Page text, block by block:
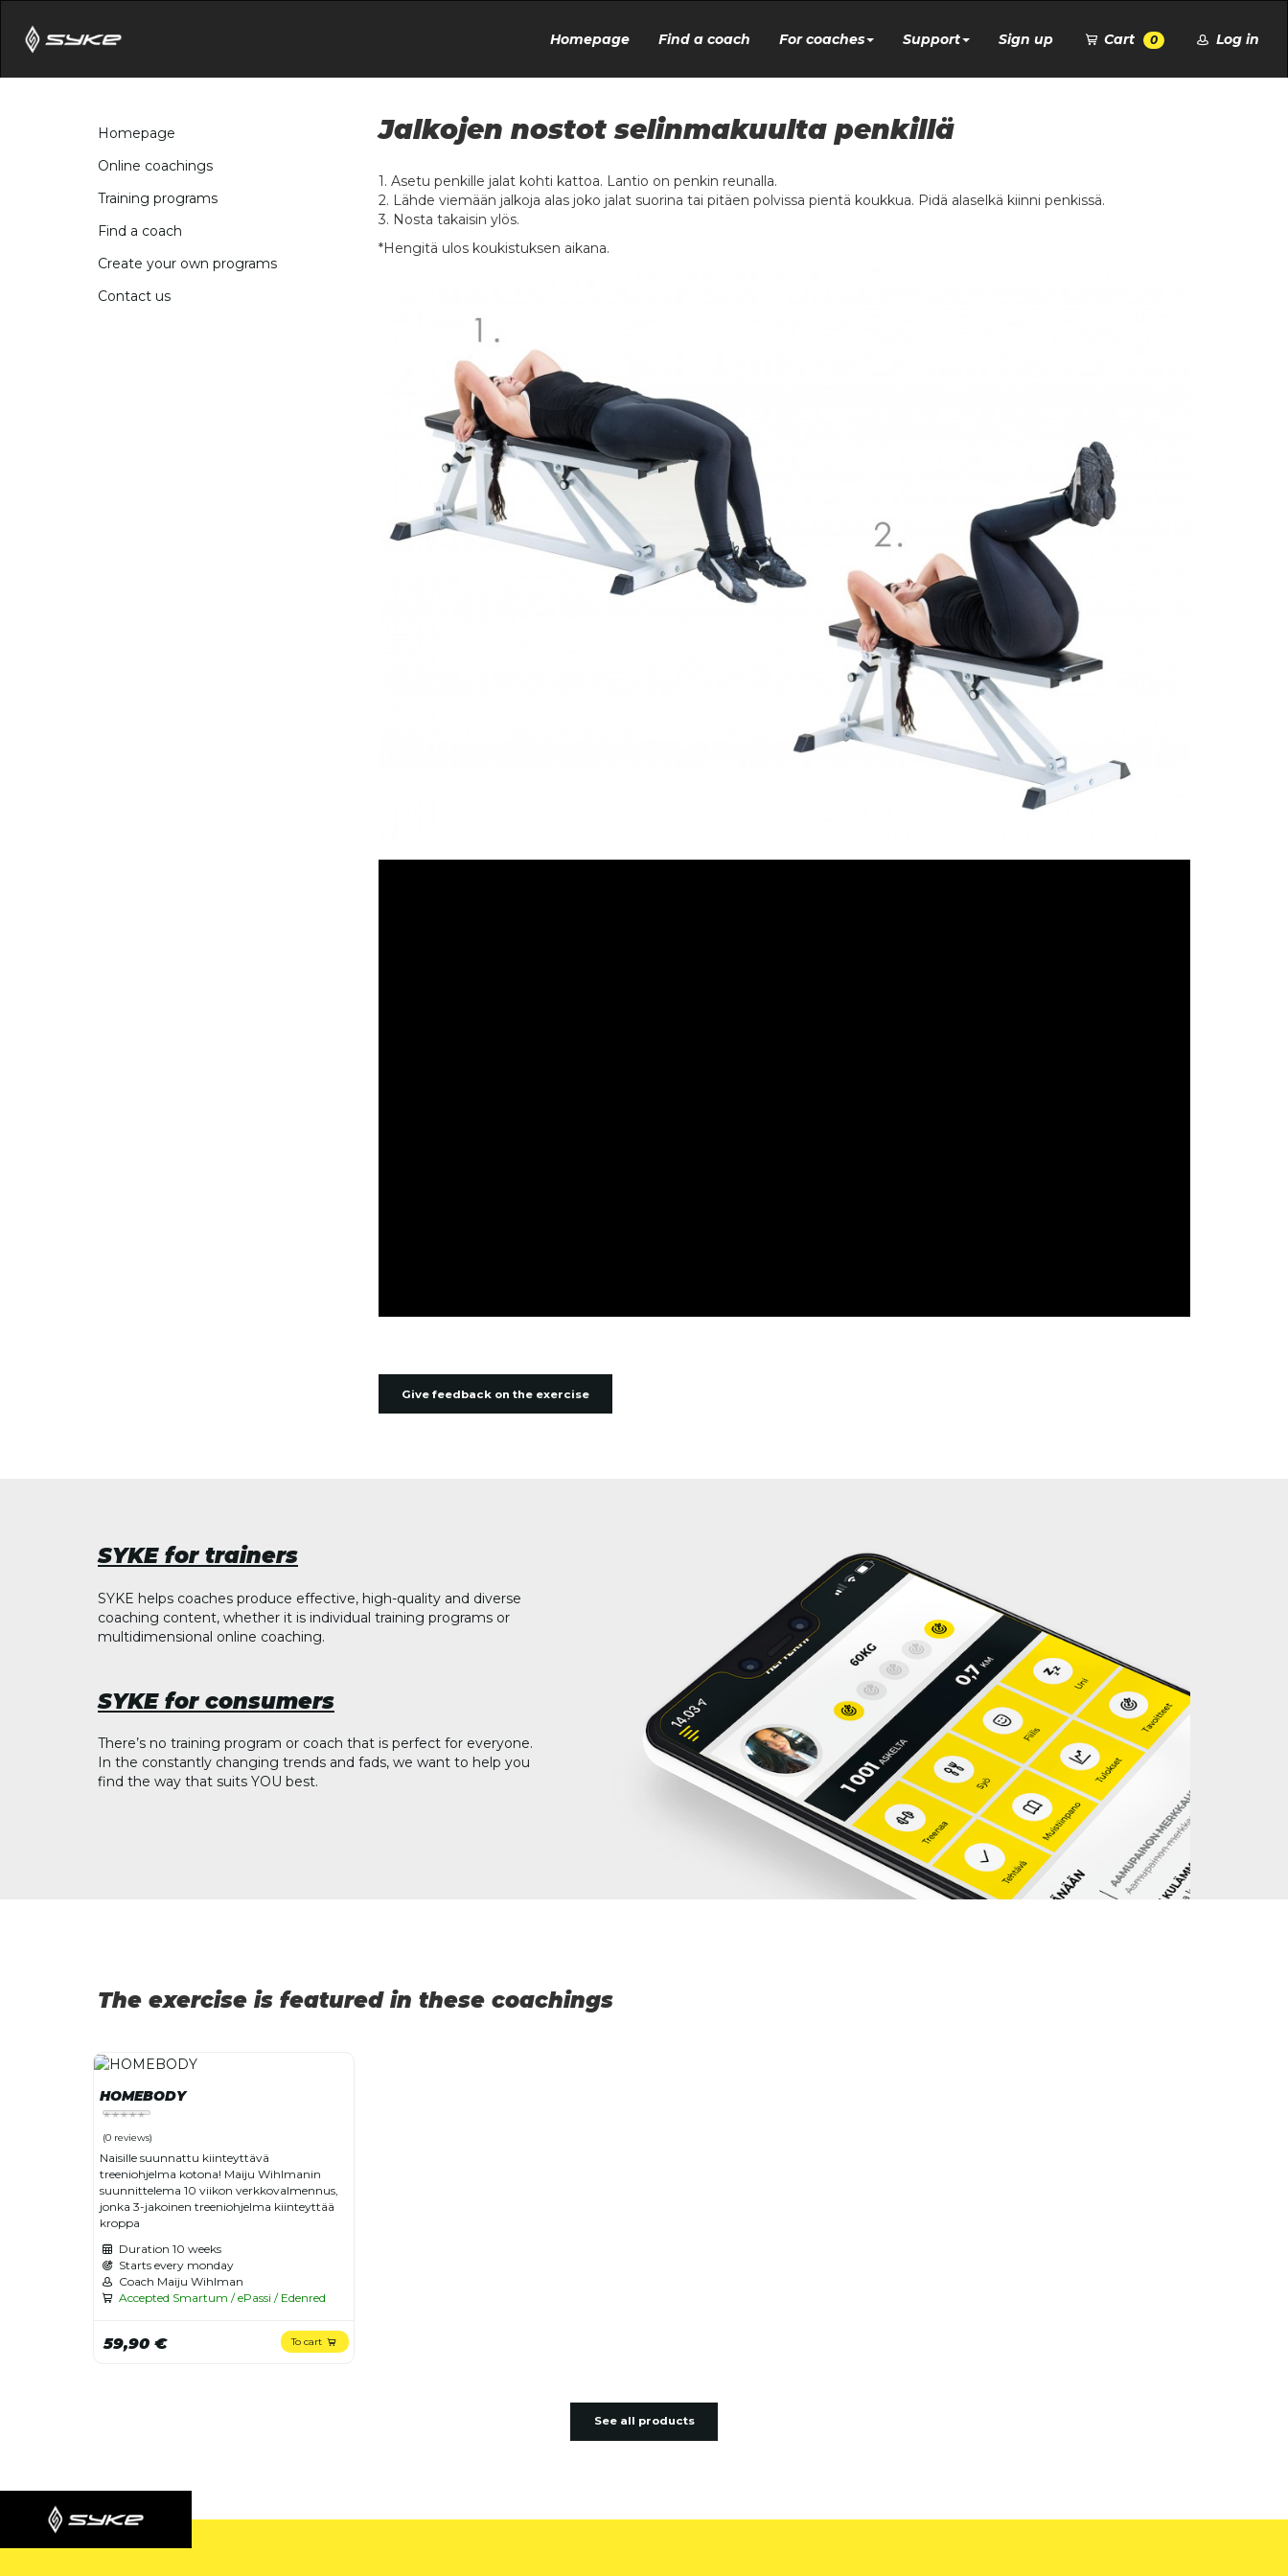
Homepage Find a coach For coaches Support Sign up Cart 0 Log in
Homepage
Online coachings
Training programs
Find a coach
Create your own programs
Contact us
Jalkojen nostot selinmakuulta penkillä
1. Asetu penkille jalat kohti kattoa. Lantio on penkin reunalla.
2. Lähde viemään jalkoja alas joko jalat suorina tai pitäen polvissa pientä koukkua. Pidä alaselkä kiinni penkissä.
3. Nosta takaisin ylös.
*Hengitä ulos koukistuksen aikana.
Give feedback on the exercise
SYKE for trainers
SYKE helps coaches produce effective, high-quality and diverse
coaching content, whether it is individual training programs or
multidimensional online coaching.
SYKE for consumers
There’s no training program or coach that is perfect for everyone.
In the constantly changing trends and fads, we want to help you
find the way that suits YOU best.
The exercise is featured in these coachings
HOMEBODY
(0 reviews)
Naisille suunnattu kiinteyttävä
treeniohjelma kotona! Maiju Wihlmanin
suunnittelema 10 viikon verkkovalmennus,
jonka 3-jakoinen treeniohjelma kiinteyttää
kroppa
Duration 10 weeks
Starts every monday
Coach Maiju Wihlman
Accepted Smartum / ePassi / Edenred
59,90 € To cart
See all products